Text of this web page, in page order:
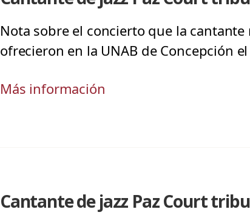
Nota sobre el concierto que la
ofrecieron en la UNAB de Concepción
Más información
Cantante de jazz Paz Court